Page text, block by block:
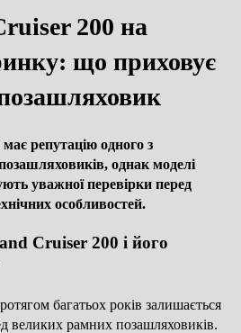
200 на
що приховує
репутацію одного з
однак моделі
уважної перевірки перед
особливостей.
Cruiser 200 і його
багатьох років залишається
великих рамних позашляховиків.